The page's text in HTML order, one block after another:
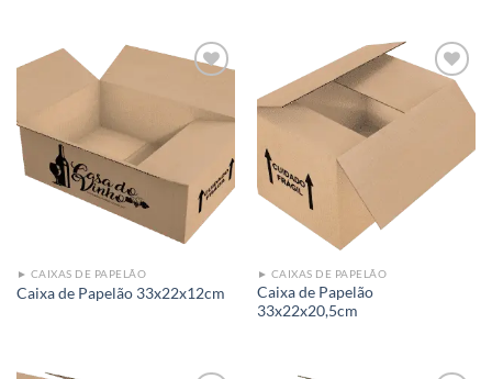
Add to
► CAIXAS DE PAPELÃO
Caixa de Papelão 33x22x12cm
► CAIXAS DE PAPELÃO
Caixa de Papelão
33x22x20,5cm